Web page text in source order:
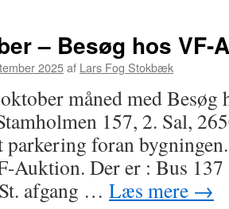
Møde
bytte
og
samvær
– Besøg hos VF-
2025af Lars Fog Stokbæk
måned med
157, 2. Sal,
parkering foran
Auktion. Der er : Bus
afgang … Læs mere →